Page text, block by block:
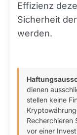
Effizienz
Sicherheit
werden.
dienen
stellen keine
Recherchieren
vor einer